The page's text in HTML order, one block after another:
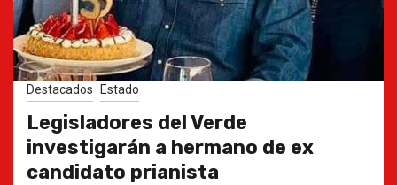
Destacados Estado
Legisladores del Verde
investigarán a hermano de ex
candidato prianista